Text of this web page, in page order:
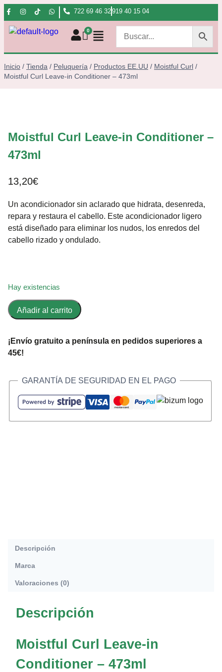
722 69 46 32919 40 15 04
Inicio / Tienda / Peluquería / Productos EE.UU / Moistful Curl /
Moistful Curl Leave-in Conditioner – 473ml
Moistful Curl Leave-in Conditioner –
473ml
13,20€
Un acondicionador sin aclarado que hidrata, desenreda,
repara y restaura el cabello. Este acondicionador ligero
está diseñado para eliminar los nudos, los enredos del
cabello rizado y ondulado.
Hay existencias
Añadir al carrito
¡Envío gratuito a península en pedidos superiores a
45€!
GARANTÍA DE SEGURIDAD EN EL PAGO
Descripción
Marca
Valoraciones (0)
Descripción
Moistful Curl Leave-in
Conditioner – 473ml